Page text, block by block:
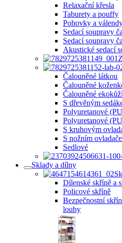
Relaxační křesla
Taburety a pouffy
Pohovky a
Sedací soupravy
Sedací soupravy
Akustické sedací
Čalouněné látkou
Čalouněné
Čalouněné
S dřevěným
Polyuretanové
Polyuretanové
S kruhovým
S nožním
Sedlové
Sklady a dílny
Dílenské skříně a
Policové skříně
Bezpečnostní
louhy